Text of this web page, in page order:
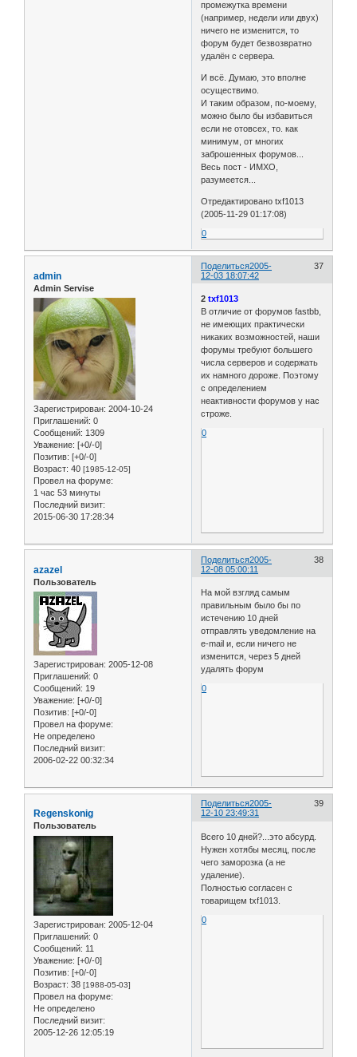
промежутка времени
(например, недели или двух)
ничего не изменится, то
форум будет безвозвратно
удалён с сервера.
И всё. Думаю, это вполне
осуществимо.
И таким образом, по-моему,
можно было бы избавиться
если не отовсех, то. как
минимум, от многих
заброшенных форумов...
Весь пост - ИМХО,
разумеется...
Отредактировано txf1013
(2005-11-29 01:17:08)
0
Поделиться 37
2005-
12-03 18:07:42
admin
Admin Servise
Зарегистрирован: 2004-10-24
Приглашений: 0
Сообщений: 1309
Уважение: [+0/-0]
Позитив: [+0/-0]
Возраст: 40 [1985-12-05]
Провел на форуме:
1 час 53 минуты
Последний визит:
2015-06-30 17:28:34
2txf1013
В отличие от форумов fastbb,
не имеющих практически
никаких возможностей, наши
форумы требуют большего
числа серверов и содержать
их намного дороже. Поэтому
с определением
неактивности форумов у нас
строже.
0
Поделиться 38
2005-
12-08 05:00:11
azazel
Пользователь
Зарегистрирован: 2005-12-08
Приглашений: 0
Сообщений: 19
Уважение: [+0/-0]
Позитив: [+0/-0]
Провел на форуме:
Не определено
Последний визит:
2006-02-22 00:32:34
На мой взгляд самым
правильным было бы по
истечению 10 дней
отправлять уведомление на
e-mail и, если ничего не
изменится, через 5 дней
удалять форум
0
Поделиться 39
2005-
12-10 23:49:31
Regenskonig
Пользователь
Зарегистрирован: 2005-12-04
Приглашений: 0
Сообщений: 11
Уважение: [+0/-0]
Позитив: [+0/-0]
Возраст: 38 [1988-05-03]
Провел на форуме:
Не определено
Последний визит:
2005-12-26 12:05:19
Всего 10 дней?...это абсурд.
Нужен хотябы месяц, после
чего заморозка (а не
удаление).
Полностью согласен с
товарищем txf1013.
0